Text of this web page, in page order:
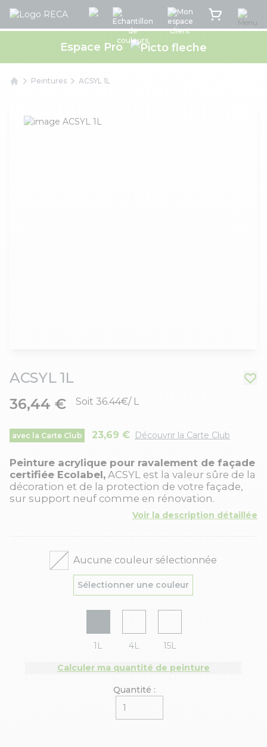
Rec'App intéractifEchantillon de couleursMon espace client
Mon panierMenu
Espace Pro
Peintures ACSYL 1L
ACSYL 1L
36,44 €
Soit 36.44€/ L
avec la Carte Club 23,69 € Découvrir la Carte Club
Peinture acrylique pour ravalement de façade
certifiée Ecolabel, ACSYL est la valeur sûre de la
décoration et de la protection de votre façade,
sur support neuf comme en rénovation.
Voir la description détaillée
Aucune couleur sélectionnée
Sélectionner une couleur
1L 4L 15L
Calculer ma quantité de peinture
Quantité :